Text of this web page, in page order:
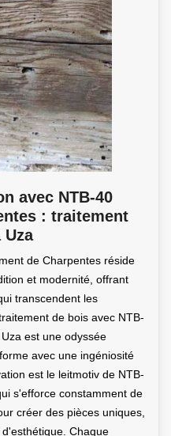
avec NTB-40
: traitement
de Charpentes réside
et modernité, offrant
transcendent les
de bois avec NTB-
est une odyssée
avec une ingéniosité
est le leitmotiv de NTB-
s'efforce constamment de
créer des pièces uniques,
Chaque